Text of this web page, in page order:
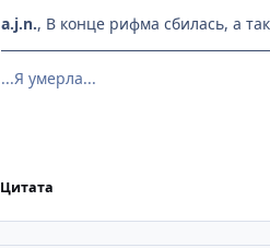
a.j.n., В конце рифма сбилась, а
...Я умерла...
Цитата